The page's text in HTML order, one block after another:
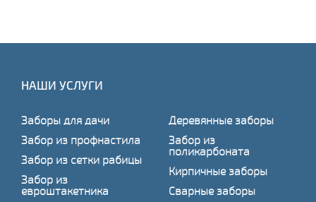
НАШИ УСЛУГИ
Заборы для дачи
Забор из профнастила
Забор из сетки рабицы
Забор из
евроштакетника
Деревянные заборы
Забор из
поликарбоната
Кирпичные заборы
Сварные заборы